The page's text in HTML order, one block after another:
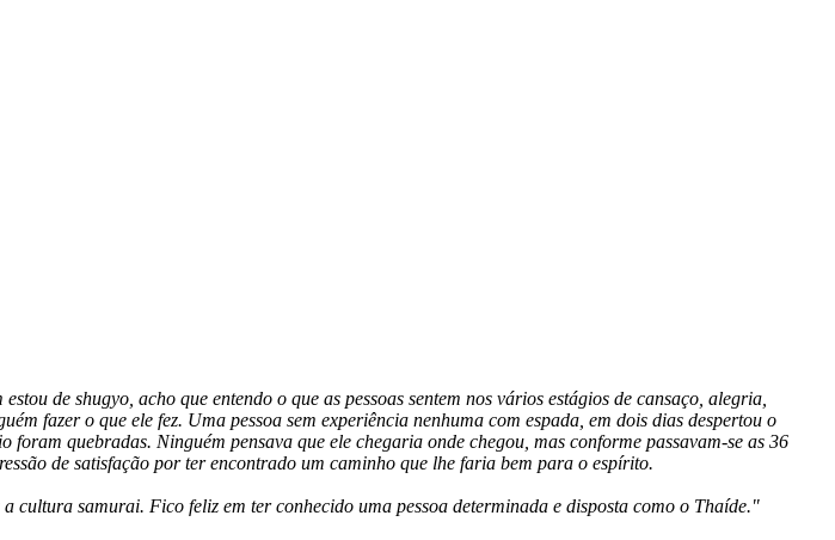
estou de shugyo , acho que entendo o que as pessoas sentem nos vários estágios de cansaço, alegria,
fazer o que ele fez. Uma pessoa sem experiência nenhuma com espada, em dois dias despertou o
foram quebradas. Ninguém pensava que ele chegaria onde chegou, mas conforme passavam-se as 36
de satisfação por ter encontrado um caminho que lhe faria bem para o espírito.
a cultura samurai. Fico feliz em ter conhecido uma pessoa determinada e disposta como o Thaíde."